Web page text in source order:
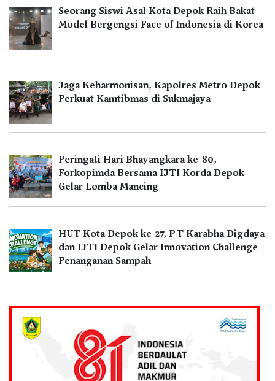
Seorang Siswi Asal Kota Depok Raih Bakat
Model Bergengsi Face of Indonesia di Korea
Jaga Keharmonisan, Kapolres Metro Depok
Perkuat Kamtibmas di Sukmajaya
Peringati Hari Bhayangkara ke-80,
Forkopimda Bersama IJTI Korda Depok
Gelar Lomba Mancing
HUT Kota Depok ke-27, PT Karabha Digdaya
dan IJTI Depok Gelar Innovation Challenge
Penanganan Sampah